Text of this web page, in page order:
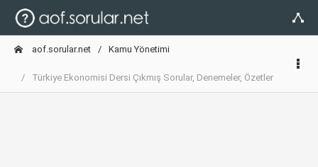
aof.sorular.net Kamu Yönetimi
Türkiye Ekonomisi Dersi Çıkmış Sorular, Denemeler, Özetler